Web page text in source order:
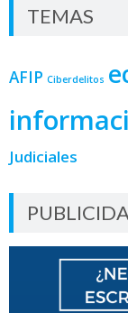
TEMAS
AFIP Ciberdelitos
Judiciales